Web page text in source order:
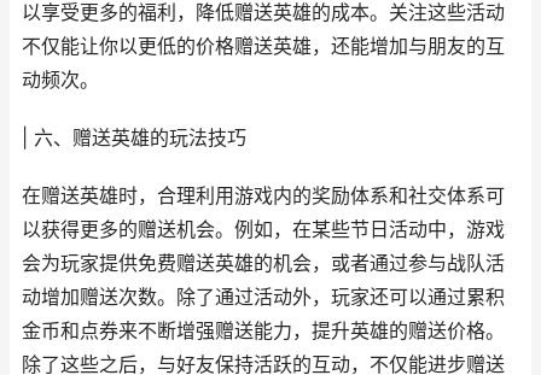
以享受更多的福利，降低赠送英雄的成本。关注这些活动
不仅能让你以更低的价格赠送英雄，还能增加与朋友的互
动频次。
| 六、赠送英雄的玩法技巧
在赠送英雄时，合理利用游戏内的奖励体系和社交体系可
以获得更多的赠送机会。例如，在某些节日活动中，游戏
会为玩家提供免费赠送英雄的机会，或者通过参与战队活
动增加赠送次数。除了通过活动外，玩家还可以通过累积
金币和点券来不断增强赠送能力，提升英雄的赠送价格。
除了这些之后，与好友保持活跃的互动，不仅能进步赠送